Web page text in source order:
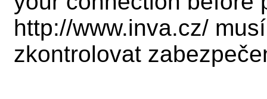
http://www.inva.cz/
zkontrolovat